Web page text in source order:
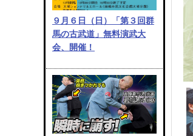
９月６日（日）「第３回群
馬の古武道」無料演武大
会、開催！